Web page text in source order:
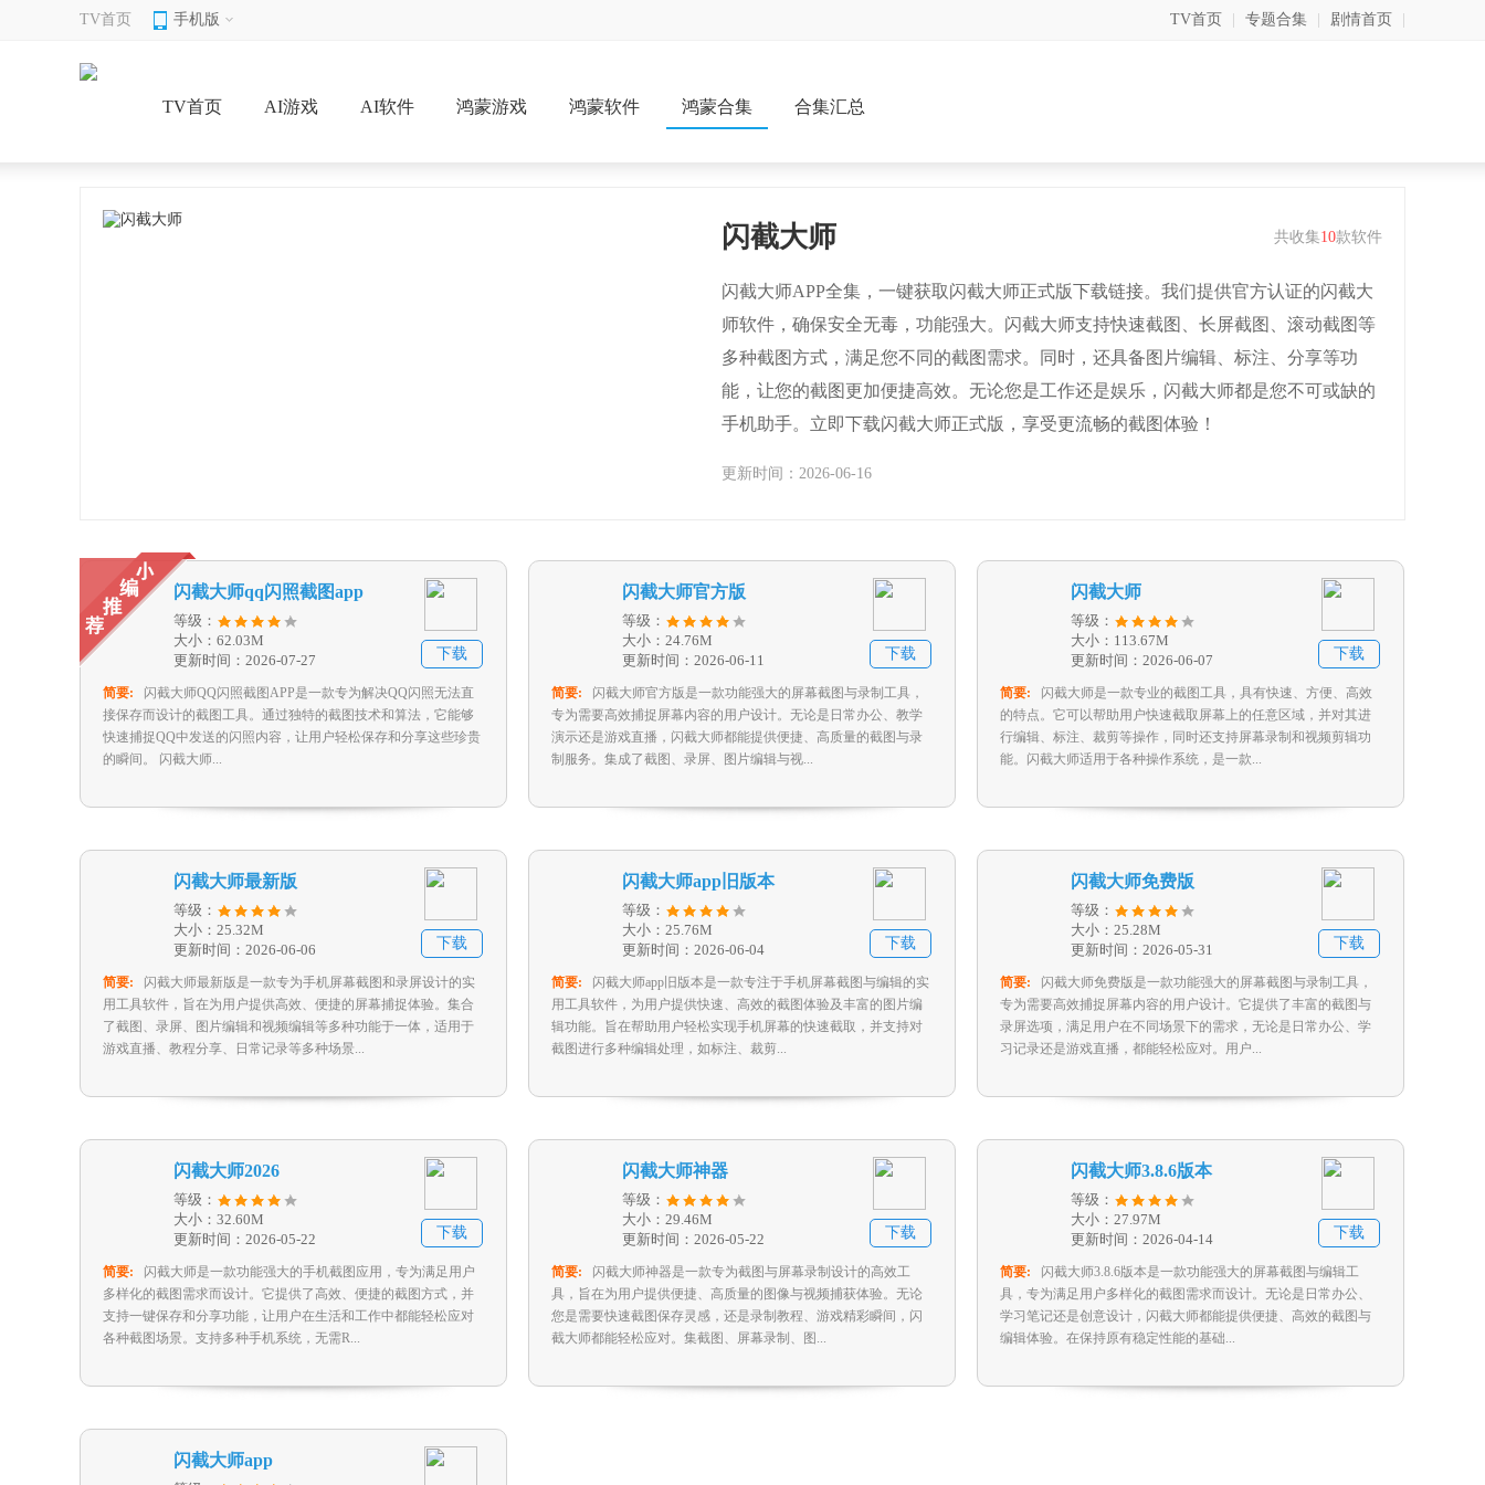
TV首页 手机版 TV首页 专题合集 剧情首页
TV首页 AI游戏 AI软件 鸿蒙游戏 鸿蒙软件 鸿蒙合集 合集汇总
共收集10款软件
闪截大师
闪截大师APP全集，一键获取闪截大师正式版下载链接。我们提供官方认证的闪截大
师软件，确保安全无毒，功能强大。闪截大师支持快速截图、长屏截图、滚动截图等
多种截图方式，满足您不同的截图需求。同时，还具备图片编辑、标注、分享等功
能，让您的截图更加便捷高效。无论您是工作还是娱乐，闪截大师都是您不可或缺的
手机助手。立即下载闪截大师正式版，享受更流畅的截图体验！
更新时间：2026-06-16
闪截大师qq闪照截图app
等级：
大小：62.03M
更新时间：2026-07-27
下载
简要:
闪截大师QQ闪照截图APP是一款专为解决QQ闪照无法直
接保存而设计的截图工具。通过独特的截图技术和算法，它能够
快速捕捉QQ中发送的闪照内容，让用户轻松保存和分享这些珍贵
的瞬间。 闪截大师...
闪截大师官方版
等级：
大小：24.76M
更新时间：2026-06-11
下载
简要:
闪截大师官方版是一款功能强大的屏幕截图与录制工具，
专为需要高效捕捉屏幕内容的用户设计。无论是日常办公、教学
演示还是游戏直播，闪截大师都能提供便捷、高质量的截图与录
制服务。集成了截图、录屏、图片编辑与视...
闪截大师
等级：
大小：113.67M
更新时间：2026-06-07
下载
简要:
闪截大师是一款专业的截图工具，具有快速、方便、高效
的特点。它可以帮助用户快速截取屏幕上的任意区域，并对其进
行编辑、标注、裁剪等操作，同时还支持屏幕录制和视频剪辑功
能。闪截大师适用于各种操作系统，是一款...
闪截大师最新版
等级：
大小：25.32M
更新时间：2026-06-06
下载
简要:
闪截大师最新版是一款专为手机屏幕截图和录屏设计的实
用工具软件，旨在为用户提供高效、便捷的屏幕捕捉体验。集合
了截图、录屏、图片编辑和视频编辑等多种功能于一体，适用于
游戏直播、教程分享、日常记录等多种场景...
闪截大师app旧版本
等级：
大小：25.76M
更新时间：2026-06-04
下载
简要:
闪截大师app旧版本是一款专注于手机屏幕截图与编辑的实
用工具软件，为用户提供快速、高效的截图体验及丰富的图片编
辑功能。旨在帮助用户轻松实现手机屏幕的快速截取，并支持对
截图进行多种编辑处理，如标注、裁剪...
闪截大师免费版
等级：
大小：25.28M
更新时间：2026-05-31
下载
简要:
闪截大师免费版是一款功能强大的屏幕截图与录制工具，
专为需要高效捕捉屏幕内容的用户设计。它提供了丰富的截图与
录屏选项，满足用户在不同场景下的需求，无论是日常办公、学
习记录还是游戏直播，都能轻松应对。用户...
闪截大师2026
等级：
大小：32.60M
更新时间：2026-05-22
下载
简要:
闪截大师是一款功能强大的手机截图应用，专为满足用户
多样化的截图需求而设计。它提供了高效、便捷的截图方式，并
支持一键保存和分享功能，让用户在生活和工作中都能轻松应对
各种截图场景。支持多种手机系统，无需R...
闪截大师神器
等级：
大小：29.46M
更新时间：2026-05-22
下载
简要:
闪截大师神器是一款专为截图与屏幕录制设计的高效工
具，旨在为用户提供便捷、高质量的图像与视频捕获体验。无论
您是需要快速截图保存灵感，还是录制教程、游戏精彩瞬间，闪
截大师都能轻松应对。集截图、屏幕录制、图...
闪截大师3.8.6版本
等级：
大小：27.97M
更新时间：2026-04-14
下载
简要:
闪截大师3.8.6版本是一款功能强大的屏幕截图与编辑工
具，专为满足用户多样化的截图需求而设计。无论是日常办公、
学习笔记还是创意设计，闪截大师都能提供便捷、高效的截图与
编辑体验。在保持原有稳定性能的基础...
闪截大师app